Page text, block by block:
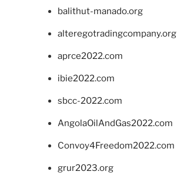
balithut-manado.org
alteregotradingcompany.org
aprce2022.com
ibie2022.com
sbcc-2022.com
AngolaOilAndGas2022.com
Convoy4Freedom2022.com
grur2023.org